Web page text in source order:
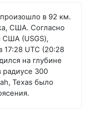
в 92 км.
США. Согласно
США (USGS),
UTC (20:28
на глубине
радиусе 300
Texas было